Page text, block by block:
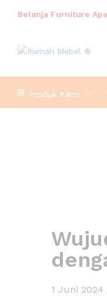
Belanja Furniture
Produk Kami
1 Juni 2024